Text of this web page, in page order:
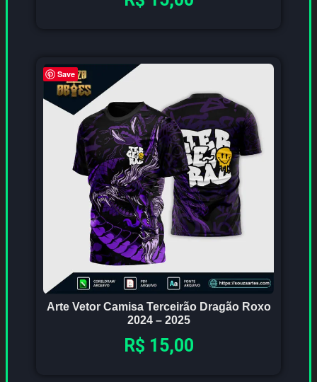
Save
Arte Vetor Camisa Terceirão Dragão Roxo
2024 – 2025
R$ 15,00